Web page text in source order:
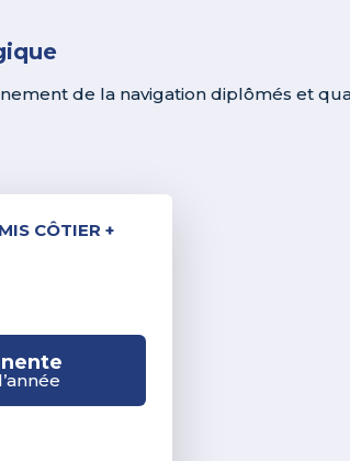
de la navigation diplômés et
CÔTIER +